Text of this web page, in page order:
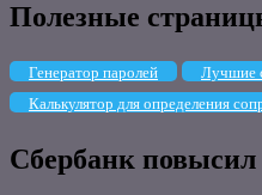
Полезные
Генератор паролей
Лучшие
Калькулятор для определения
Сбербанк повысил